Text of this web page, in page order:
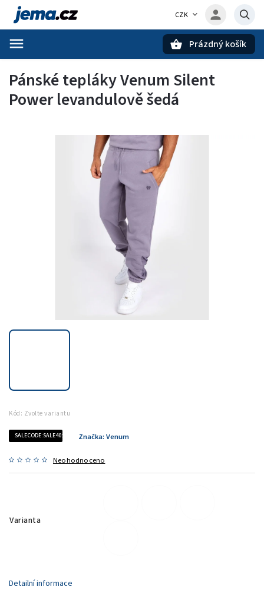
CZK
Prázdný košík
Pánské tepláky Venum Silent
Power levandulově šedá
Kód: Zvolte variantu
SALECODE:SALE40:40:%
Neohodnoceno
Značka: Venum
Varianta
Detailní informace